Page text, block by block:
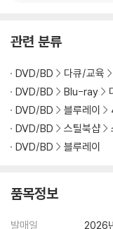
상을 요청할 수 있으며,
관련 사진과 동영상 및 재
문의 바랍니다.
2) 사양 오인지, 오 구매,
부담 후 처리 가능합니다.
3) 스틸북 한정판, 초회
이동 과정에서의 손상이
4) 한정판 상품의 변심,
탁드립니다.
관련 분류
DVD/BD 다큐/교육
DVD/BD
Blu-ray
DVD/BD
블루레이
DVD/BD
스틸북샵
DVD/BD
블루레이
품목정보
발매일
2026